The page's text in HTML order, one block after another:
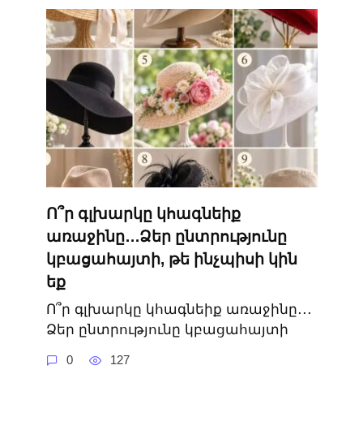
Ո՞ր գլխարկը կհագնեիք
առաջինը․․․Ձեր ընտրությունը
կբացահայտի, թե ինչպիսի կին
եք
Ո՞ր գլխարկը կհագնեիք առաջինը․․․
Ձեր ընտրությունը կբացահայտի
0 127